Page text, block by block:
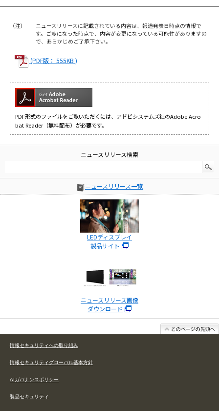
（注）
ニュースリリースに記載されている内容は、報道発表日時点の情報で
す。ご覧になった時点で、内容が変更になっている可能性がありますの
で、あらかじめご了承下さい。
(PDF版： 555KB )
PDF形式のファイルをご覧いただくには、アドビシステムズ社のAdobe Acro
bat Reader（無料配布）が必要です。
ニュースリリース検索
ニュースリリース一覧
LEDディスプレイ
製品サイト
ニュースリリース画像
ダウンロード
情報セキュリティへの取り組み
情報セキュリティグローバル基本方針
AIガバナンスポリシー
製品セキュリティ